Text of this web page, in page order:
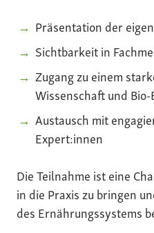
Präsentation der
Sichtbarkeit in
Zugang zu einem
Wissenschaft und
Austausch mit
Expert:innen
Die Teilnahme ist eine
in die Praxis zu bringen
des Ernährungssystems